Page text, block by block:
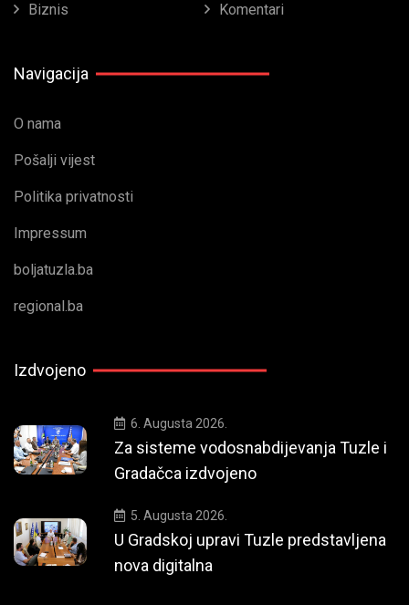
Biznis Komentari
Navigacija
O nama
Pošalji vijest
Politika privatnosti
Impressum
boljatuzla.ba
regional.ba
Izdvojeno
6. Augusta 2026.
Za sisteme vodosnabdijevanja Tuzle i
Gradačca izdvojeno
5. Augusta 2026.
U Gradskoj upravi Tuzle predstavljena
nova digitalna